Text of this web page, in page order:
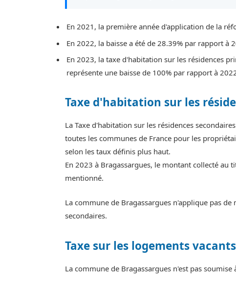
En 2021, la première année d'application de la
En 2022, la baisse a été de 28.39% par rapport à
En 2023, la taxe d'habitation sur les résidences
représente une baisse de 100% par rapport à
Taxe d'habitation sur les
La Taxe d'habitation sur les résidences
toutes les communes de France pour les
selon les taux définis plus haut.
En 2023 à Bragassargues, le montant collecté au
mentionné.
La commune de Bragassargues n'applique pas
secondaires.
Taxe sur les logements
La commune de Bragassargues n'est pas